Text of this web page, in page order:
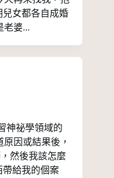
女都各自成婚
老婆...
神祕學領域的
因或結果後，
然後我該怎麼
帶給我的個案